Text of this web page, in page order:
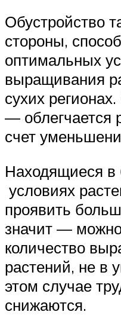
Обустройство
стороны,
оптимальных
выращивания
сухих
— облегчается
счет
Находящиеся
условиях
проявить
значит —
количество
растений, не в
этом случае
снижаются.